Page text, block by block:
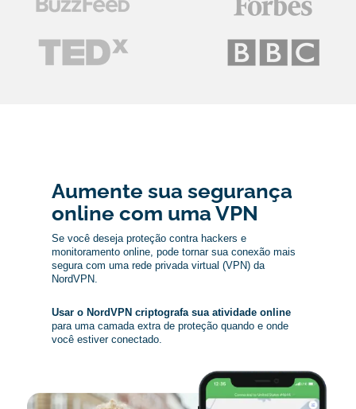
Aumente sua segurança
online com uma VPN
Se você deseja proteção contra hackers e
monitoramento online, pode tornar sua conexão mais
segura com uma rede privada virtual (VPN) da
NordVPN.
Usar o NordVPN criptografa sua atividade online
para uma camada extra de proteção quando e onde
você estiver conectado.